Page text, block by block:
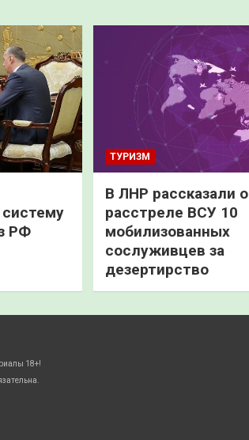
РФ
ТУРИЗМ
В ЛНР рассказали о
расстреле ВСУ 10
мобилизованных
сослуживцев за
дезертирство
18+!